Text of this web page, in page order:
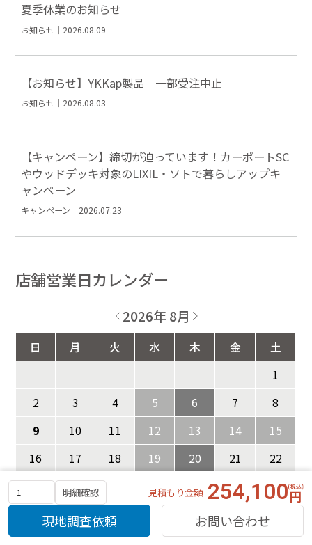
明細確認 見積もり金額 254,100
現地調査依頼 お問い合わせ
夏季休業のお知らせ
お知らせ｜2026.08.09
【お知らせ】YKKap製品 一部受注中止
お知らせ｜2026.08.03
【キャンペーン】締切が迫っています！カーポートSC
やウッドデッキ対象のLIXIL・ソトで暮らしアップキ
ャンペーン
キャンペーン｜2026.07.23
店舗営業日カレンダー
2026年 8月
日 月 火 水 木 金
土
1
2
3 4 5 6 7
8
9
10 11 12 13 14
15
16
17 18 19 20 21
22
23
24 26 27 28
29
31